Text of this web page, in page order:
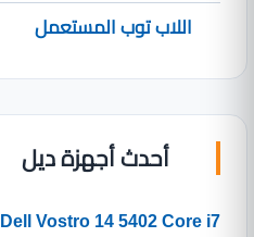
اللاب توب المستعمل
أحدث أجهزة ديل
Dell Vostro 14 5402 Core i7